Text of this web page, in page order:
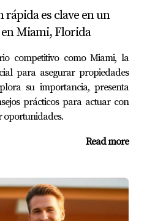
hogar.
hogar
de su propia casa.
abrumador. Un amigo
para recibir
propiedades en su rango de
estaba dentro de su
decidió hacer una oferta
y el uso inteligente de las
su primera vivienda.
rápida es clave en un
Miami, Florida
competitivo como Miami, la
para asegurar propiedades
su importancia, presenta
prácticos para actuar con
oportunidades.
Read more